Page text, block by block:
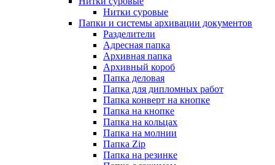
Нитки суровые
Папки и системы архивации документов
Разделители
Адресная папка
Архивная папка
Архивный короб
Папка деловая
Папка для дипломных работ
Папка конверт на кнопке
Папка на кнопке
Папка на кольцах
Папка на молнии
Папка Zip
Папка на резинке